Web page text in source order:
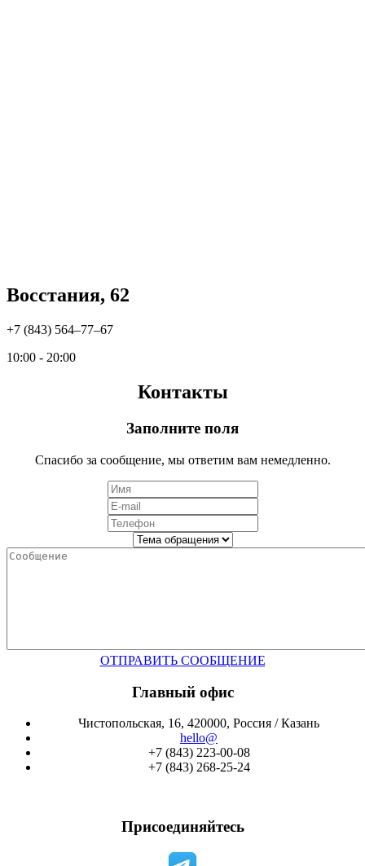
Восстания, 62
+7 (843) 564‒77‒67
10:00 - 20:00
Контакты
Заполните поля
Спасибо за сообщение, мы ответим вам немедленно.
ОТПРАВИТЬ СООБЩЕНИЕ
Главный офис
Чистопольская, 16, 420000, Россия / Казань
hello@
+7 (843) 223-00-08
+7 (843) 268-25-24
Присоединяйтесь